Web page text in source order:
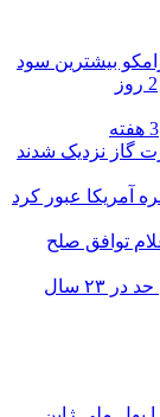
بیشترین سود
2 روز
3 هفته
گاز نزدیک شدند
توافق صلح
ذخایر نفت کشورهای ثروتمند به پایین‌ترین حد در ۲۳ سال